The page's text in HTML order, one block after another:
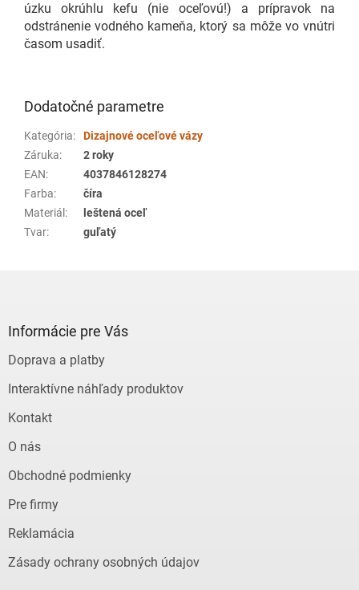
úzku okrúhlu kefu (nie oceľovú!) a prípravok na
odstránenie vodného kameňa, ktorý sa môže vo vnútri
časom usadiť.
Dodatočné parametre
Kategória:
Dizajnové oceľové vázy
Záruka:
2 roky
EAN:
4037846128274
Farba:
číra
Materiál :
leštená oceľ
Tvar: guľatý
Informácie pre Vás
Doprava a platby
Interaktívne náhľady produktov
Kontakt
O nás
Obchodné podmienky
Pre firmy
Reklamácia
Zásady ochrany osobných údajov